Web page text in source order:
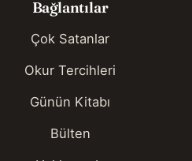
Bağlantılar
Çok Satanlar
Okur Tercihleri
Günün Kitabı
Bülten